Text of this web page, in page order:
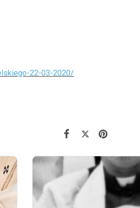
22-03-2020/